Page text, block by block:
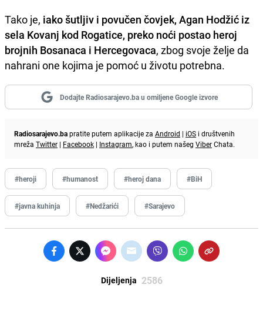
Tako je, iako šutljiv i povučen čovjek, Agan Hodžić iz
sela Kovanj kod Rogatice, preko noći postao heroj
brojnih Bosanaca i Hercegovaca, zbog svoje želje da
nahrani one kojima je pomoć u životu potrebna.
Dodajte Radiosarajevo.ba u omiljene Google izvore
Radiosarajevo.bapratite putem aplikacije za Android | iOS i društvenih
mreža Twitter | Facebook | Instagram, kao i putem našeg ViberChata.
#heroji #humanost #heroj dana #BiH
#javna kuhinja #Nedžarići #Sarajevo
Dijeljenja 2586